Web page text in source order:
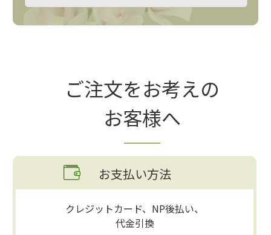
ご注文をお考えの
お客様へ
お支払い方法
クレジットカード、NP後払い、
代金引換